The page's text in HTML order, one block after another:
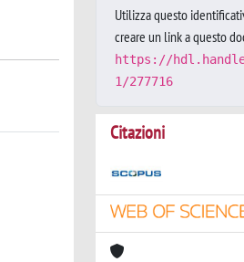
Utilizza questo
creare un link a questo
https://
1/277716
Citazioni